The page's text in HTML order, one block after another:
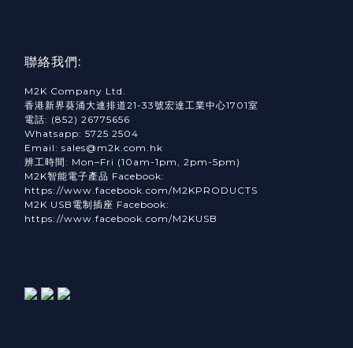
聯絡我們:
M2K Company Ltd.
香港新界葵涌大連排道21-33號宏達工業中心1701室
電話: (852) 26775656
Whatsapp: 5725 2504
Email: sales@m2k.com.hk
辨工時間: Mon–Fri (10am-1pm, 2pm-5pm)
M2K智能電子產品 Facebook:
https://www.facebook.com/M2KPRODUCTS
M2K USB電制插座 Facebook:
https://www.facebook.com/M2KUSB